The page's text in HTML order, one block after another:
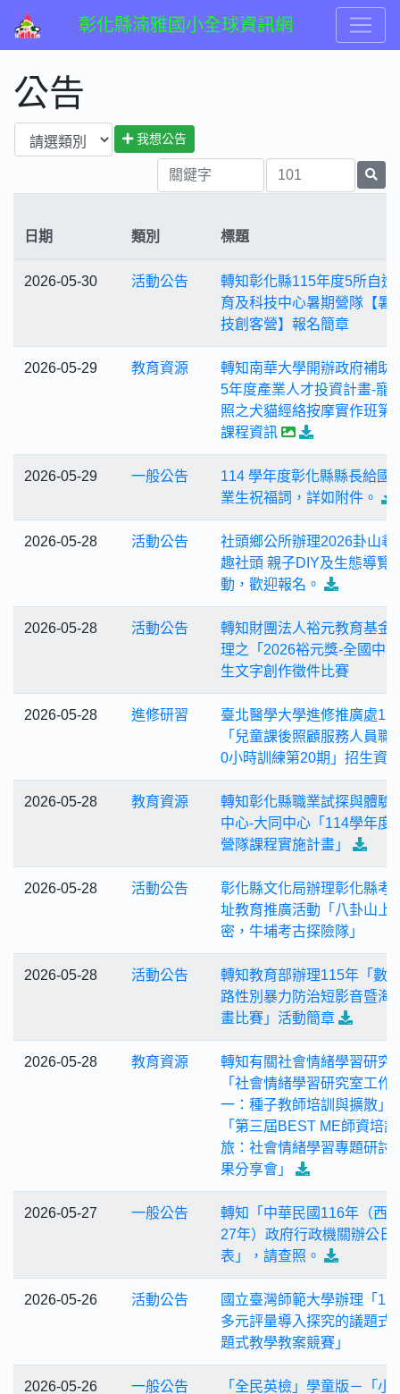
彰化縣湳雅國小全球資訊網
公告
我想公告
日期 類別 標題
2026-05-30 活動公告
轉知彰化縣115年度5所自造
育及科技中心暑期營隊【暑
技創客營】報名簡章
2026-05-29 教育資源
轉知南華大學開辦政府補助
5年度產業人才投資計畫-寵
照之犬貓經絡按摩實作班第
課程資訊
2026-05-29 一般公告
114 學年度彰化縣縣長給國
業生祝福詞，詳如附件。
2026-05-28 活動公告
社頭鄉公所辦理2026卦山尋
趣社頭 親子DIY及生態導覽
動，歡迎報名。
2026-05-28 活動公告
轉知財團法人裕元教育基金
理之「2026裕元獎-全國中
生文字創作徵件比賽
2026-05-28 進修研習
臺北醫學大學進修推廣處
「兒童課後照顧服務人員職
0小時訓練第20期」招生資
2026-05-28 教育資源
轉知彰化縣職業試探與體驗
中心-大同中心「114學年度
營隊課程實施計畫」
2026-05-28 活動公告
彰化縣文化局辦理彰化縣考
址教育推廣活動「八卦山上
密，牛埔考古探險隊」
2026-05-28 活動公告
轉知教育部辦理115年「數
路性別暴力防治短影音暨海
畫比賽」活動簡章
2026-05-28 教育資源
轉知有關社會情緒學習研究
「社會情緒學習研究室工作
一：種子教師培訓與擴散」-
「第三屆BEST ME師資培
旅：社會情緒學習專題研討
果分享會」
2026-05-27 一般公告
轉知「中華民國116年（西
27年）政府行政機關辦公日
表」，請查照。
2026-05-26 活動公告
國立臺灣師範大學辦理「
多元評量導入探究的議題式
題式教學教案競賽」
2026-05-26 一般公告
「全民英檢」學童版－「小